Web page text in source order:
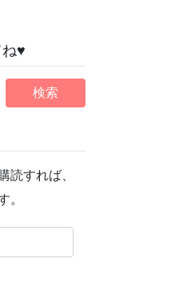
♥
読すれば、
。